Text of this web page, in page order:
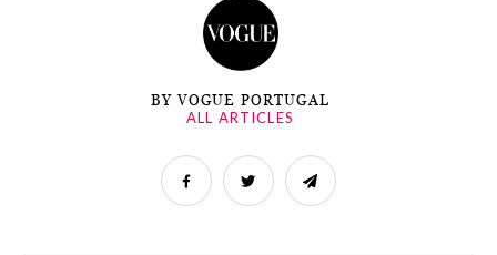
BY VOGUE PORTUGAL
ALL ARTICLES